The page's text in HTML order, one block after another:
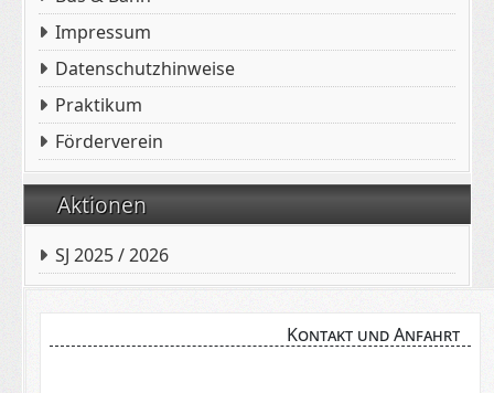
Impressum
Datenschutzhinweise
Praktikum
Förderverein
Aktionen
SJ 2025 / 2026
Kontakt und Anfahrt